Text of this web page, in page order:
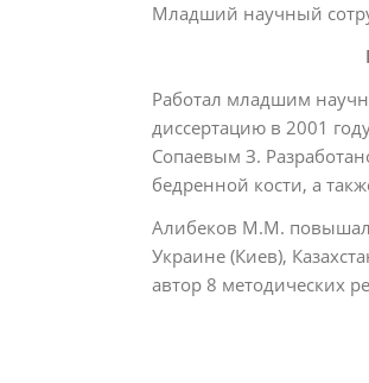
Младший научный
Работал младшим
диссертацию в 2001
Сопаевым З.
бедренной кости, а
Алибеков М.М. повышал
Украине (Киев),
автор 8 методических